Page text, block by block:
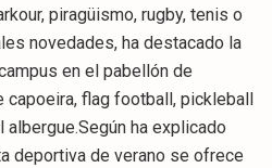
piragüismo, rugby, tenis o
novedades, ha destacado la
en el pabellón de
capoeira, flag football, pickleball
ha explicado
deportiva de verano se ofrece